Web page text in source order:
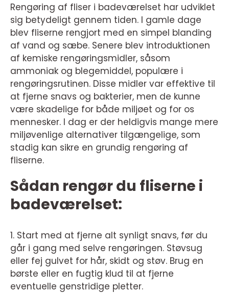
Rengøring af fliser i badeværelset har udviklet
sig betydeligt gennem tiden. I gamle dage
blev fliserne rengjort med en simpel blanding
af vand og sæbe. Senere blev introduktionen
af kemiske rengøringsmidler, såsom
ammoniak og blegemiddel, populære i
rengøringsrutinen. Disse midler var effektive til
at fjerne snavs og bakterier, men de kunne
være skadelige for både miljøet og for os
mennesker. I dag er der heldigvis mange mere
miljøvenlige alternativer tilgængelige, som
stadig kan sikre en grundig rengøring af
fliserne.
Sådan rengør du fliserne i
badeværelset:
1. Start med at fjerne alt synligt snavs, før du
går i gang med selve rengøringen. Støvsug
eller fej gulvet for hår, skidt og støv. Brug en
børste eller en fugtig klud til at fjerne
eventuelle genstridige pletter.